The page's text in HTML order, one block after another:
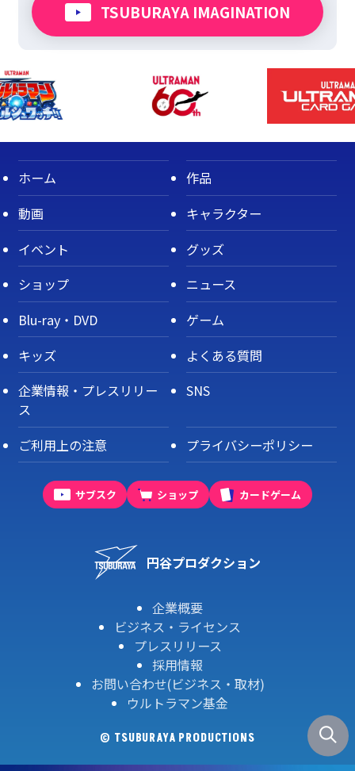
TSUBURAYA IMAGINATION
ホーム
作品
動画
キャラクター
イベント
グッズ
ショップ
ニュース
Blu-ray・DVD
ゲーム
キッズ
よくある質問
企業情報・プレスリリー
ス
SNS
ご利用上の注意 プライバシーポリシー
サブスク ショップ カードゲーム
円谷プロダクション
企業概要
ビジネス・ライセンス
プレスリリース
採用情報
お問い合わせ(ビジネス・取材)
ウルトラマン基金
© TSUBURAYA PRODUCTIONS